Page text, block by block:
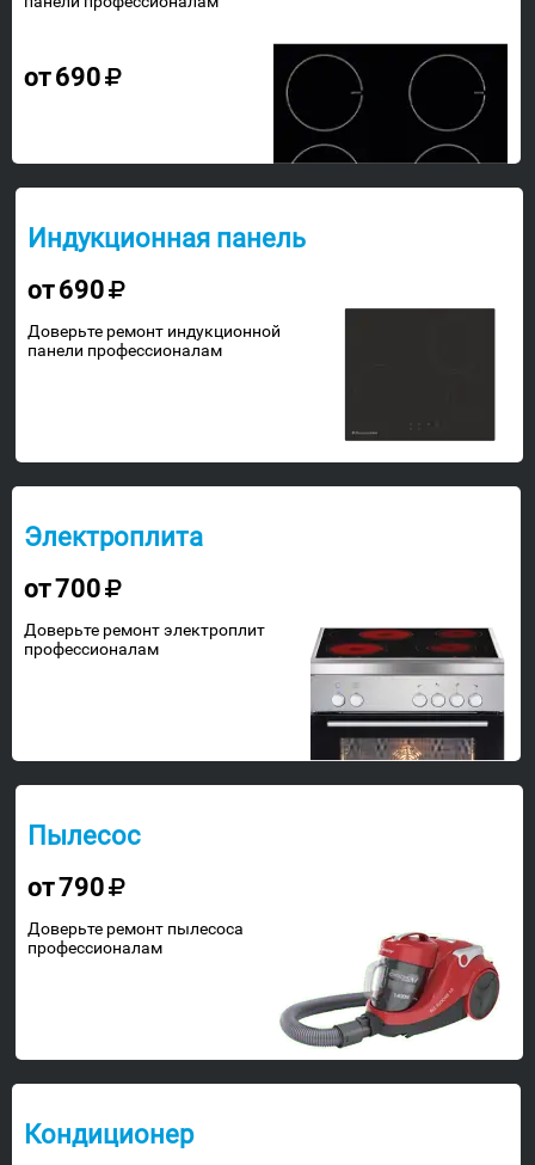
от690
Индукционная панель
от690
Доверьте ремонт индукционной
панели профессионалам
Электроплита
от700
Доверьте ремонт электроплит
профессионалам
Пылесос
от790
Доверьте ремонт пылесоса
профессионалам
Кондиционер